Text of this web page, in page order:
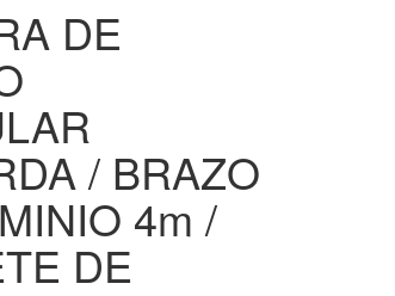
DE
/ BRAZO
4m /
DE